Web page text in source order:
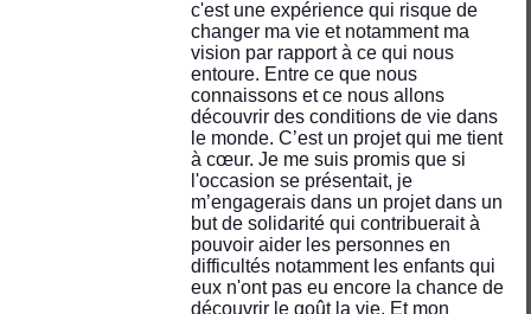
c'est une expérience qui risque de
changer ma vie et notamment ma
vision par rapport à ce qui nous
entoure. Entre ce que nous
connaissons et ce nous allons
découvrir des conditions de vie dans
le monde. C’est un projet qui me tient
à cœur. Je me suis promis que si
l'occasion se présentait, je
m’engagerais dans un projet dans un
but de solidarité qui contribuerait à
pouvoir aider les personnes en
difficultés notamment les enfants qui
eux n'ont pas eu encore la chance de
découvrir le goût la vie. Et mon